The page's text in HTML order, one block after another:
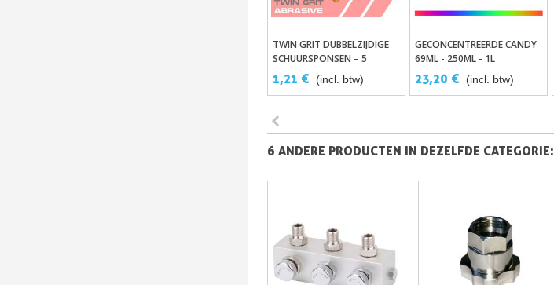
In Winkelwagen
TWIN GRIT DUBBELZIJDIGE
SCHUURSPONSEN – 5
SCHUURKORRELS
1,21 € (incl. btw)
In Winkelwagen
GECONCENTREERDE CANDY
69ML - 250ML - 1L
23,20 € (incl. btw)
6 ANDERE PRODUCTEN IN DEZELFDE CATEGORIE: